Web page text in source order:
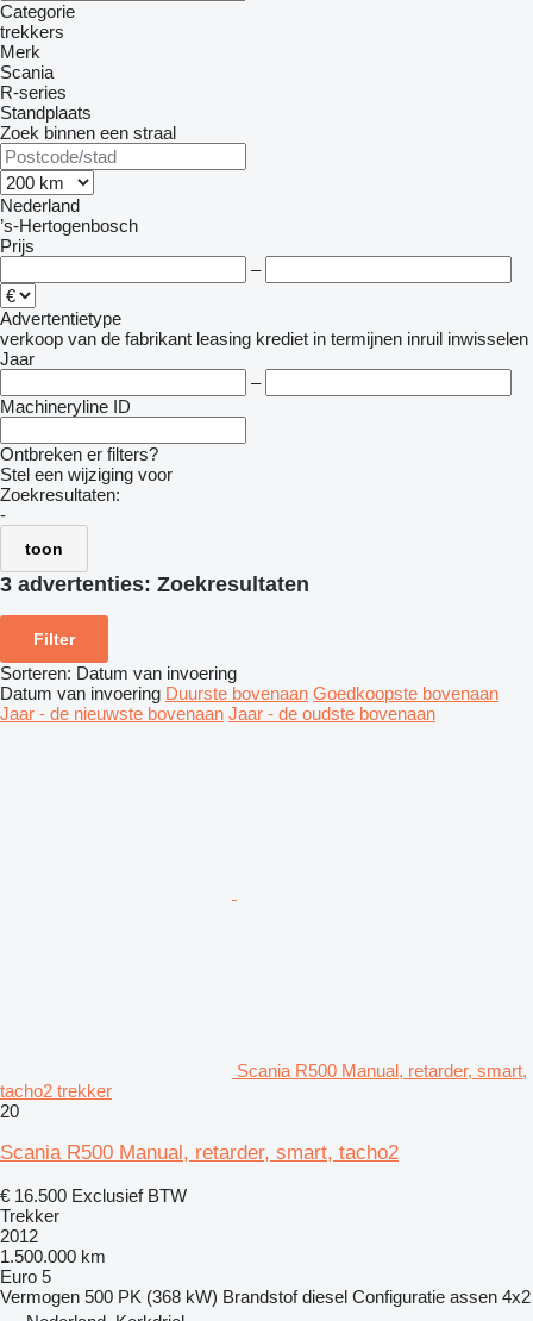
Categorie
trekkers
Merk
Scania
R-series
Standplaats
Zoek binnen een straal
Nederland
’s-Hertogenbosch
Prijs
–
Advertentietype
verkoop van de fabrikant leasing krediet in termijnen inruil inwisselen
Jaar
–
Machineryline ID
Ontbreken er filters?
Stel een wijziging voor
Zoekresultaten:
-
toon
3 advertenties: Zoekresultaten
Filter
Sorteren: Datum van invoering
Datum van invoering Duurste bovenaan Goedkoopste bovenaan
Jaar - de nieuwste bovenaan Jaar - de oudste bovenaan
Scania R500 Manual, retarder, smart,
tacho2 trekker
20
Scania R500 Manual, retarder, smart, tacho2
€ 16.500 Exclusief BTW
Trekker
2012
1.500.000 km
Euro 5
Vermogen 500 PK (368 kW) Brandstof diesel Configuratie assen 4x2